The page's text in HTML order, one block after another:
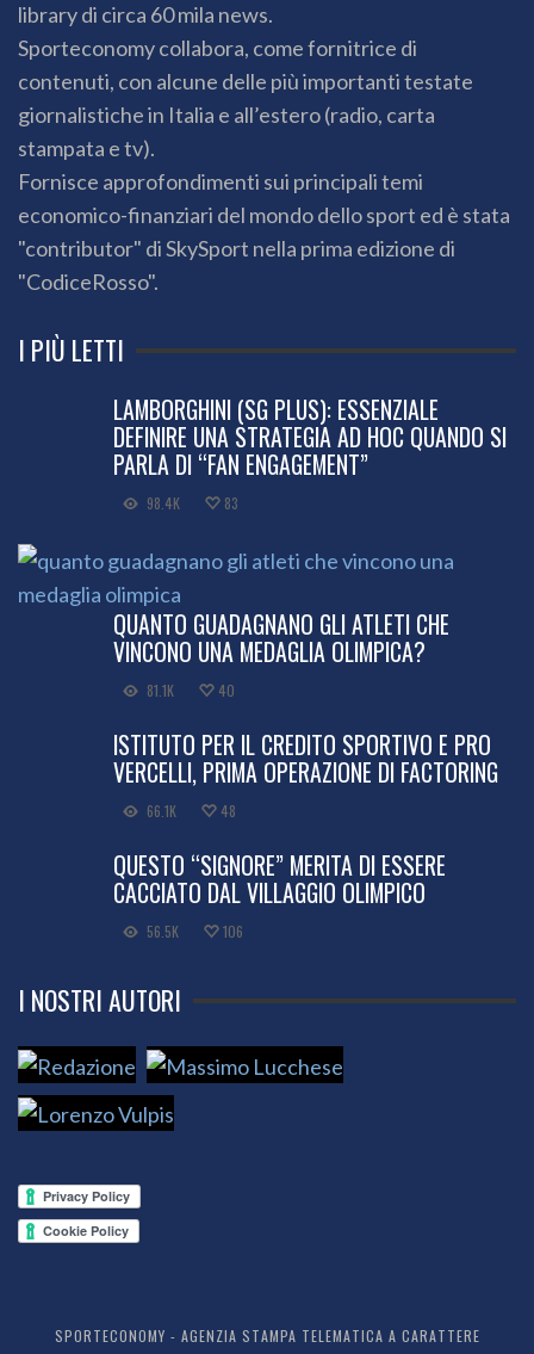
library di circa 60 mila news.
Sporteconomy collabora, come fornitrice di
contenuti, con alcune delle più importanti testate
giornalistiche in Italia e all’estero (radio, carta
stampata e tv).
Fornisce approfondimenti sui principali temi
economico-finanziari del mondo dello sport ed è stata
"contributor" di SkySport nella prima edizione di
"CodiceRosso".
I PIÙ LETTI
LAMBORGHINI (SG PLUS): ESSENZIALE
DEFINIRE UNA STRATEGIA AD HOC QUANDO SI
PARLA DI “FAN ENGAGEMENT”
98.4K 83
QUANTO GUADAGNANO GLI ATLETI CHE
VINCONO UNA MEDAGLIA OLIMPICA?
81.1K 40
ISTITUTO PER IL CREDITO SPORTIVO E PRO
VERCELLI, PRIMA OPERAZIONE DI FACTORING
66.1K 48
QUESTO “SIGNORE” MERITA DI ESSERE
CACCIATO DAL VILLAGGIO OLIMPICO
56.5K 106
I NOSTRI AUTORI
SPORTECONOMY - AGENZIA STAMPA TELEMATICA A CARATTERE